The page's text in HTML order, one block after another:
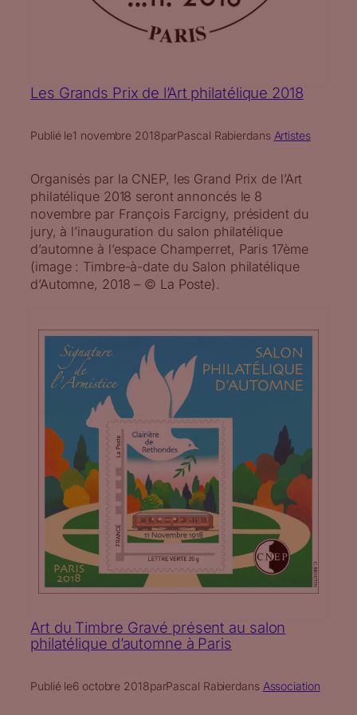
Les Grands Prix de l’Art philatélique 2018
Publié le1 novembre 2018parPascal Rabierdans Artistes
Organisés par la CNEP, les Grand Prix de l’Art
philatélique 2018 seront annoncés le 8
novembre par François Farcigny, président du
jury, à l’inauguration du salon philatélique
d’automne à l’espace Champerret, Paris 17ème
(image : Timbre-à-date du Salon philatélique
d’Automne, 2018 – © La Poste).
Art du Timbre Gravé présent au salon
philatélique d’automne à Paris
Publié le6 octobre 2018parPascal Rabierdans Association